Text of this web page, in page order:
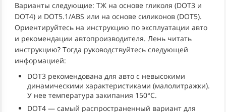
Варианты следующие: ТЖ на основе гликоля (DOT3 и
DOT4) и DOT5.1/ABS или на основе силиконов (DOT5).
Ориентируйтесь на инструкцию по эксплуатации авто
и рекомендации автопроизводителя. Лень читать
инструкцию? Тогда руководствуйтесь следующей
информацией:
DOT3 рекомендована для авто с невысокими
динамическими характеристиками (малолитражки).
У нее температура закипания 150°C.
DOT4 — самый распространенный вариант для